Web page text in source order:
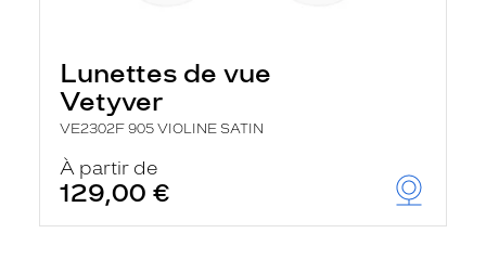
Lunettes de vue
Vetyver
VE2302F 905 VIOLINE SATIN
À partir de
129,00 €